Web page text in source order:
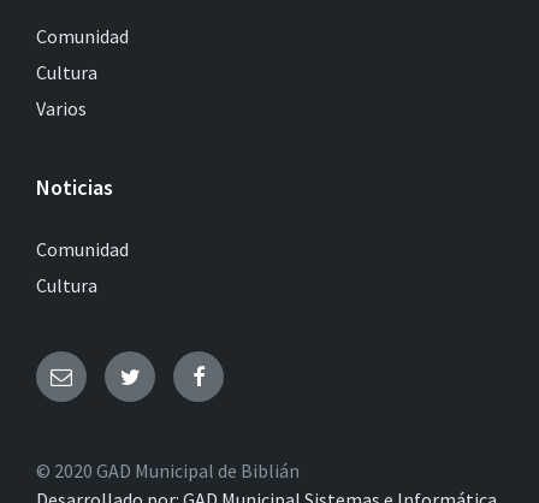
Comunidad
Cultura
Varios
Noticias
Comunidad
Cultura
© 2020 GAD Municipal de Biblián